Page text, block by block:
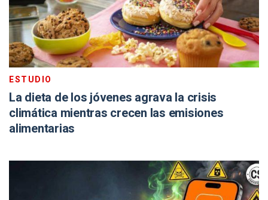
ESTUDIO
La dieta de los jóvenes agrava la crisis
climática mientras crecen las emisiones
alimentarias